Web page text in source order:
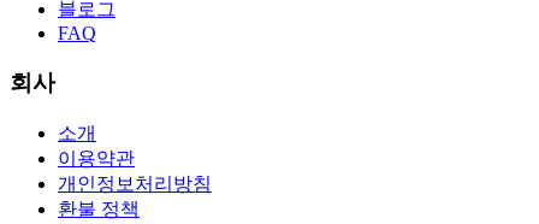
블로그
FAQ
회사
소개
이용약관
개인정보처리방침
환불 정책